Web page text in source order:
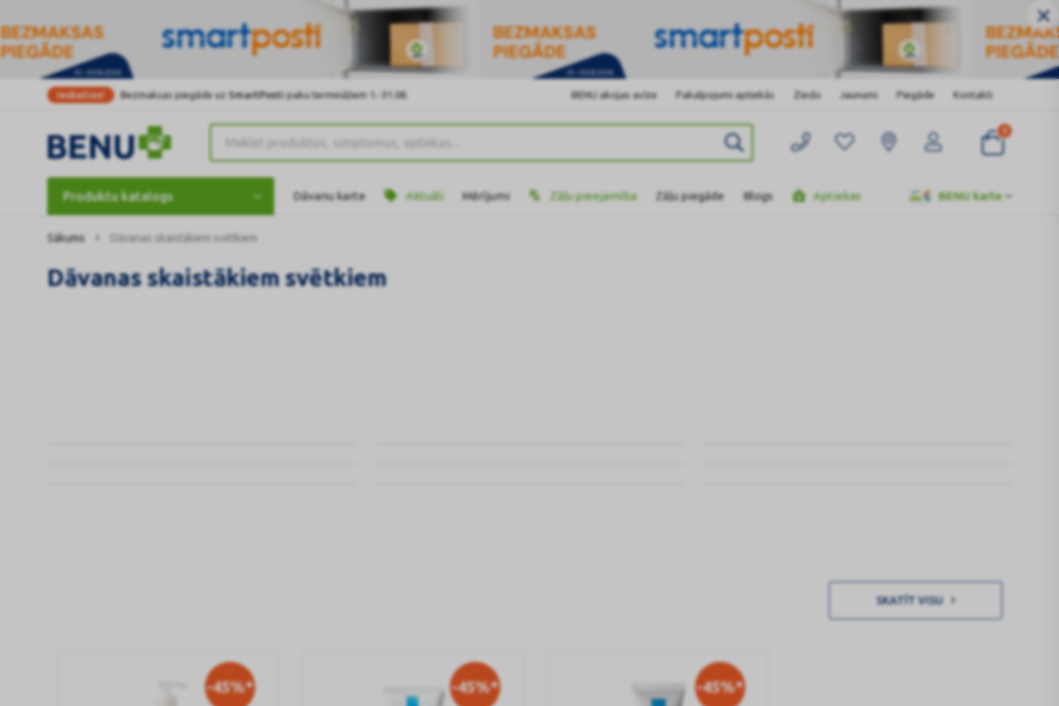
Ieskaties! Bezmaksas piegāde uz SmartPostipaku termināļiem 1.-31.08. BENU akcijas avīze Pakalpojumi aptiekās Ziedo Jaunumi Piegāde Kontakti
Produktu katalogs Dāvanu karte Aktuāli Mērījumi Zāļu pieejamība Zāļu piegāde Blogs Aptiekas BENU karte
Sākums Dāvanas skaistākiem svētkiem
Dāvanas skaistākiem svētkiem
SKATĪT VISU
-45%* -45%* -45%*